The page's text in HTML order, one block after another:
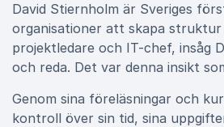
David Stiernholm är Sveriges
organisationer att skapa struktur
projektledare och IT-chef, insåg
och reda. Det var denna insikt
Genom sina föreläsningar och
kontroll över sin tid, sina